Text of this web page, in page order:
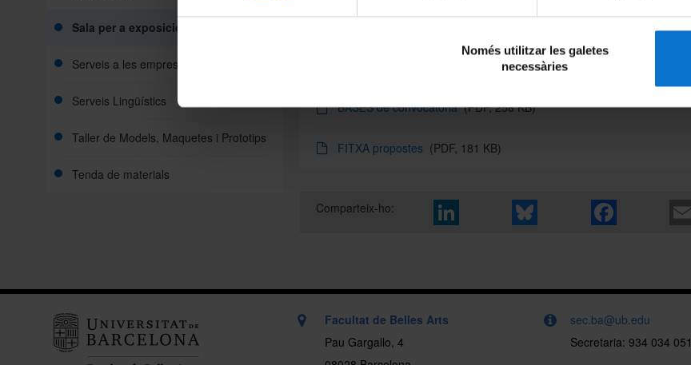
Només utilitzar les galetes
necessàries
Sala per a exposicions
Serveis a les empreses
Serveis Lingüístics
Taller de Models, Maquetes i Prototips
Tenda de materials
BASES de convocatòria(PDF, 258 KB)
FITXA propostes (PDF, 181 KB)
Comparteix-ho:
Facultat de Belles Arts
Pau Gargallo, 4
sec.ba@ub.edu
Secretaria: 934 034 051